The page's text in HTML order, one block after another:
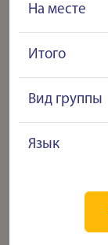
На месте
Итого
Вид группы
Язык